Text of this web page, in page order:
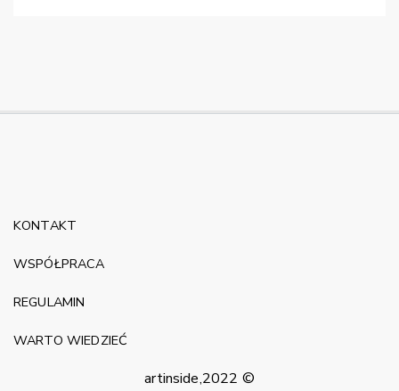
artinside,2022 ©
KONTAKT
WSPÓŁPRACA
REGULAMIN
WARTO WIEDZIEĆ